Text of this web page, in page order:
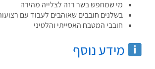
מי שמחפש בשר רזה לצלייה מהירה
בשלנים חובבים שאוהבים לעבוד עם רצועות דקות
חובבי המטבח האסייתי והלטיני
מידע נוסף